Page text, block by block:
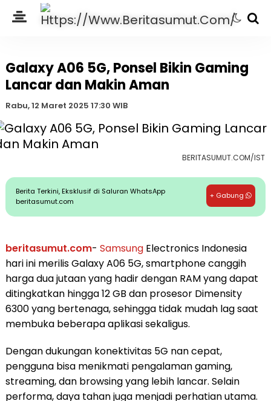
Galaxy A06 5G, Ponsel Bikin Gaming
Lancar dan Makin Aman
Rabu, 12 Maret 2025 17:30 WIB
BERITASUMUT.COM/IST
Berita Terkini, Eksklusif di Saluran WhatsApp
beritasumut.com
+ Gabung
beritasumut.com- SamsungElectronics Indonesia
hari ini merilis Galaxy A06 5G, smartphone canggih
harga dua jutaan yang hadir dengan RAM yang dapat
ditingkatkan hingga 12 GB dan prosesor Dimensity
6300 yang bertenaga, sehingga tidak mudah lag saat
membuka beberapa aplikasi sekaligus.
Dengan dukungan konektivitas 5G nan cepat,
pengguna bisa menikmati pengalaman gaming,
streaming, dan browsing yang lebih lancar. Selain
performa, daya tahan juga menjadi perhatian utama.